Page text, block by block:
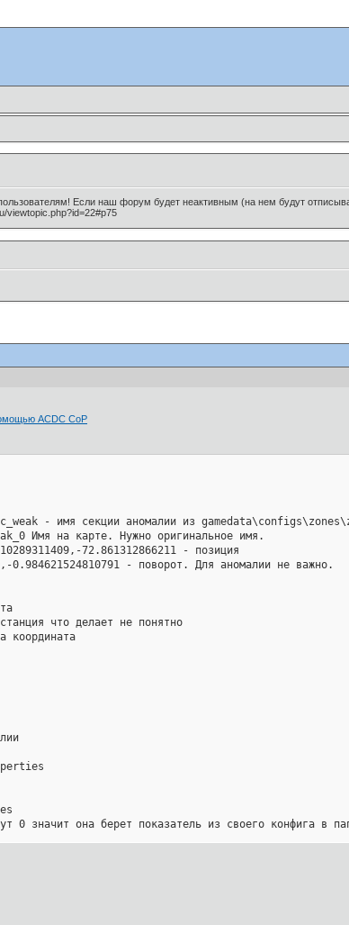
Если наш форум будет неактивным (на нем будут
viewtopic.php?id=22#p75
ACDC CoP
- имя секции аномалии из
Имя на карте. Нужно оригинальное имя.
72.861312866211 - позиция
- поворот. Для аномалии не важно.
что делает не понятно
0 значит она берет показатель из своего конфига в
в офлайне.